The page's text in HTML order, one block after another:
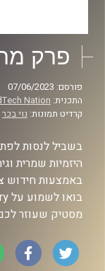
פרק
פורסם: 07/06/2023
התכנית: Nation
קרדיט תמונות: נוי בכר
בשביל לנסות
היזמיות שמרית
באמצעות חידוש
בואו לשמוע על sweet victory
מסטיק שעוזר